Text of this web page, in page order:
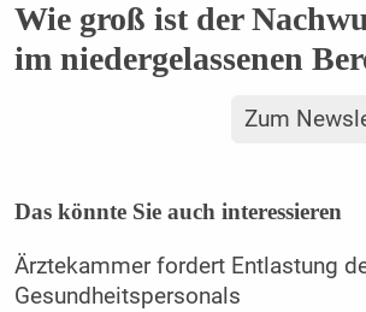
Wie groß ist der
im niedergelassenen
Zum
Das könnte Sie auch interessieren
Ärztekammer fordert Entlastung
Gesundheitspersonals